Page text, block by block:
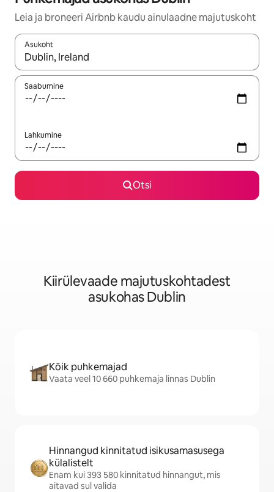
Leia ja broneeri Airbnb kaudu ainulaadne majutuskoht
Asukoht
Kui tulemused on kuvatud, liigu ekraanil nooleklahvidega või
Saabumine
Lahkumine
Otsi
Kiirülevaade majutuskohtadest
asukohas Dublin
Kõik puhkemajad
Vaata veel 10 660 puhkemaja linnas Dublin
Hinnangud kinnitatud isikusamasusega
külalistelt
Enam kui 393 580 kinnitatud hinnangut, mis
aitavad sul valida